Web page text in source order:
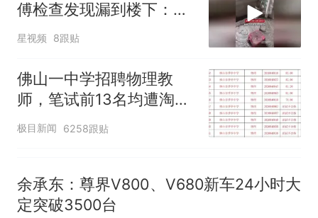
傅检查发现漏到楼下：出
风口未延伸到外墙
星视频 8跟贴
佛山一中学招聘物理教
师，笔试前13名均遭淘
汰？教育局：已叫停招
聘，成立调查组全面核查
极目新闻 6258跟贴
余承东：尊界V800、V680新车24小时大
定突破3500台